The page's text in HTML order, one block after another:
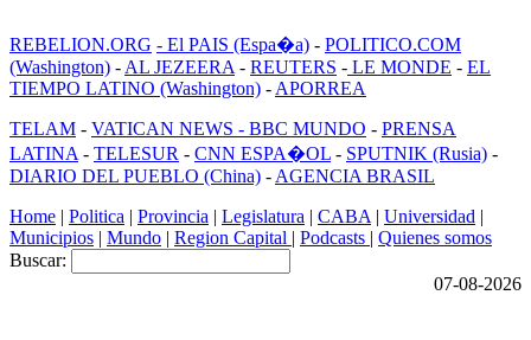
REBELION.ORG - El PAIS (Espa�a) - POLITICO.COM
(Washington) - AL JEZEERA - REUTERS - LE MONDE - EL
TIEMPO LATINO (Washington) - APORREA
TELAM - VATICAN NEWS - BBC MUNDO - PRENSA
LATINA - TELESUR - CNN ESPA�OL - SPUTNIK (Rusia) -
DIARIO DEL PUEBLO (China) - AGENCIA BRASIL
Home | Politica | Provincia | Legislatura | CABA | Universidad |
Municipios | Mundo | Region Capital | Podcasts | Quienes somos
Buscar:
07-08-2026